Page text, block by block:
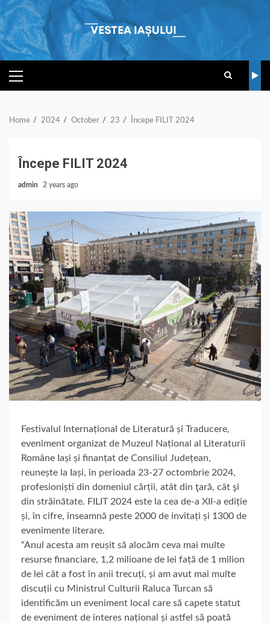
Skip
to
content
PRIMARY
MENU
Home 2024 October 23 Începe FILIT 2024
Începe FILIT 2024
admin 2 years ago
Festivalul Internațional de Literatură și Traducere,
eveniment organizat de Muzeul Național al Literaturii
Române Iași și finanțat de Consiliul Județean,
reunește la Iași, în perioada 23-27 octombrie 2024,
profesioniști din domeniul cărții, atât din ţară, cât şi
din străinătate. FILIT 2024 este la cea de-a XII-a ediție
și, în cifre, înseamnă peste 2000 de invitați și 1300 de
evenimente literare.
“Anul acesta am reușit să alocăm ceva mai multe
resurse financiare, 1,2 milioane de lei față de 1 milion
de lei cât a fost în anii trecuți, și am avut mai multe
discuții cu Ministrul Culturii Raluca Turcan să
identificăm un eveniment local care să capete statut
de eveniment de interes național și astfel să poată